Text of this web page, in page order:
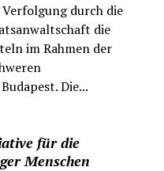
durch die
die
im Rahmen der
Die...
für die
Menschen